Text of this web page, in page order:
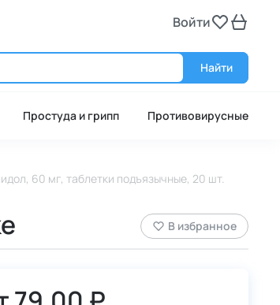
Войти
Найти
Простуда и грипп Противовирусные
60 мг, таблетки подъязычные, 20 шт.
В избранное